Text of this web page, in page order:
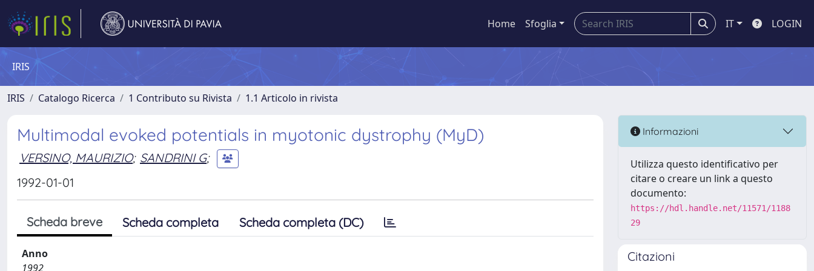
Home Sfoglia IT LOGIN
IRIS
IRIS Catalogo Ricerca 1 Contributo su Rivista 1.1 Articolo in rivista
Multimodal evoked potentials in myotonic dystrophy (MyD)
VERSINO, MAURIZIO; SANDRINI G;
1992-01-01
Scheda breve Scheda completa Scheda completa (DC)
Anno
1992
Informazioni
Utilizza questo identificativo per
citare o creare un link a questo
documento:
https://hdl.handle.net/11571/1188
29
Citazioni